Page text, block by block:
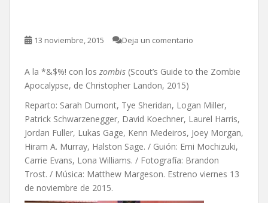
13 noviembre, 2015 Deja un comentario
A la *&$%! con los zombis (Scout’s Guide to the Zombie
Apocalypse, de Christopher Landon, 2015)
Reparto: Sarah Dumont, Tye Sheridan, Logan Miller,
Patrick Schwarzenegger, David Koechner, Laurel Harris,
Jordan Fuller, Lukas Gage, Kenn Medeiros, Joey Morgan,
Hiram A. Murray, Halston Sage. / Guión: Emi Mochizuki,
Carrie Evans, Lona Williams. / Fotografía: Brandon
Trost. / Música: Matthew Margeson. Estreno viernes 13
de noviembre de 2015.